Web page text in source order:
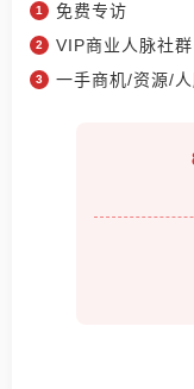
免费专访
VIP商业人脉社群
一手商机/资源/人